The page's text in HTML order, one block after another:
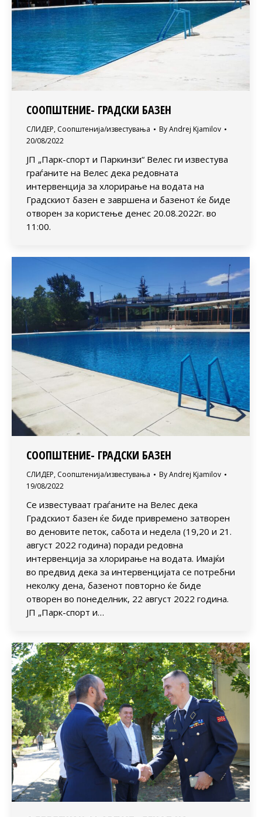
СООПШТЕНИЕ- ГРАДСКИ БАЗЕН
СЛИДЕР, Соопштенија/известувања ByAndrej Kjamilov
20/08/2022
ЈП „Парк-спорт и Паркинзи“ Велес ги известува
граѓаните на Велес дека редовната
интервенција за хлорирање на водата на
Градскиот базен е завршена и базенот ќе биде
отворен за користење денес 20.08.2022г. во
11:00.
СООПШТЕНИЕ- ГРАДСКИ БАЗЕН
СЛИДЕР, Соопштенија/известувања ByAndrej Kjamilov
19/08/2022
Се известуваат граѓаните на Велес дека
Градскиот базен ќе биде привремено затворен
во деновите петок, сабота и недела (19,20 и 21.
август 2022 година) поради редовна
интервенција за хлорирање на водата. Имајќи
во предвид дека за интервенцијата се потребни
неколку дена, базенот повторно ќе биде
отворен во понеделник, 22 август 2022 година.
ЈП „Парк-спорт и…